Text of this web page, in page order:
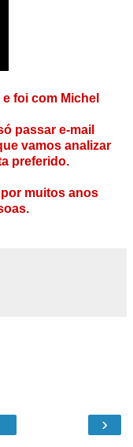
foi com Michel
passar e-mail
vamos analizar
preferido.
muitos anos
›